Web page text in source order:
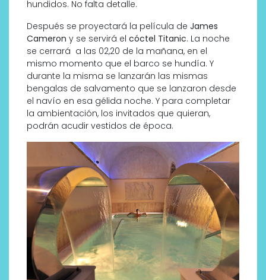
hundidos. No falta detalle.
Después se proyectará la película de James
Cameron y se servirá el cóctel Titanic. La noche
se cerrará a las 02,20 de la mañana, en el
mismo momento que el barco se hundía. Y
durante la misma se lanzarán las mismas
bengalas de salvamento que se lanzaron desde
el navío en esa gélida noche. Y para completar
la ambientación, los invitados que quieran,
podrán acudir vestidos de época.